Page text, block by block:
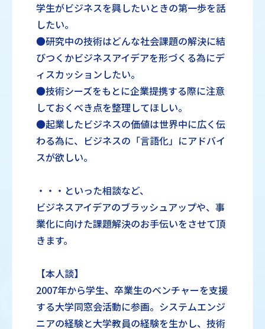
学生がビジネスを興したいときの第一歩を話
したい。
●研究中の技術はどんな社会課題の解決に結
びつくかビジネスアイデアを形づくる為にデ
ィスカッションしたい。
●技術シーズをもとに企業提携する際に注意
しておくべき点を整理してほしい。
●起業したビジネスの価値は世界中に広く伝
わる為に、ビジネスの「言語化」にアドバイ
スが欲しい。
・・・といった相談など、
ビジネスアイデアのブラッシュアップや、事
業化に向けた課題解決のお手伝いをさせて頂
きます。
【本人談】
2007年から学生、卒業生のベンチャーを支援
する大学同窓会活動に参画。システムエンジ
ニアの経験と大学教員の経験を生かし、技術